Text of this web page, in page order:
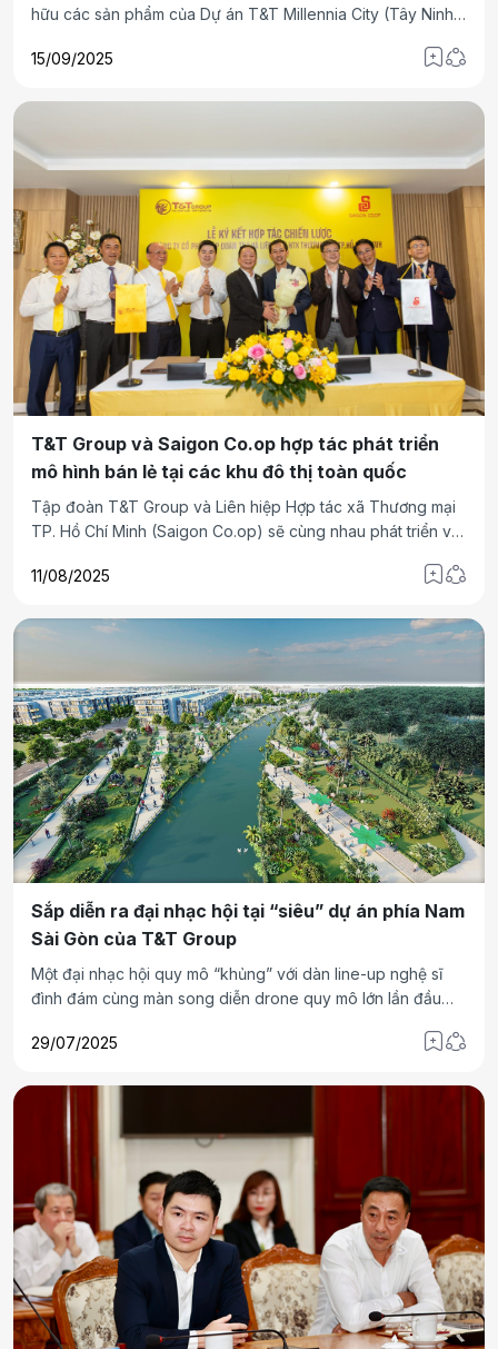
hữu các sản phẩm của Dự án T&T Millennia City (Tây Ninh)
dự án của chủ đầu tư T&T Group có thể giảm áp lực tài
15/09/2025
T&T Group và Saigon Co.op hợp tác phát triển
mô hình bán lẻ tại các khu đô thị toàn quốc
Tập đoàn T&T Group và Liên hiệp Hợp tác xã Thương mại
TP. Hồ Chí Minh (Saigon Co.op) sẽ cùng nhau phát triển và
mang thương hiệu T&T Group trên toàn quốc, nhằm hoàn
người tiêu dùng
11/08/2025
Sắp diễn ra đại nhạc hội tại “siêu” dự án phía Nam
Sài Gòn của T&T Group
Một đại nhạc hội quy mô “khủng” với dàn line-up nghệ sĩ
đình đám cùng màn song diễn drone quy mô lớn lần đầu
ngay giữa trung tâm đại đô thị T&T City Millennia – Thành
hứa hẹn mang đến không gian bùng nổ mãn nhãn, đánh
dấu bước chuyển mình ấn tượng của Tây Ninh trên hành
trình kiến tạo một kỷ nguyên sống mới: hiện đại, bản sắc và
29/07/2025